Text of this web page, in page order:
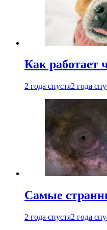
Как работает
2 года спустя2 года
Самые
2 года спустя2 года